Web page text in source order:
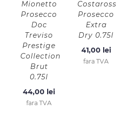
Mionetto
Prosecco
Doc
Treviso
Prestige
Collection
Brut
0.75l
44,00 lei
fara TVA
Costaross
Prosecco
Extra
Dry 0.75l
41,00 lei
fara TVA